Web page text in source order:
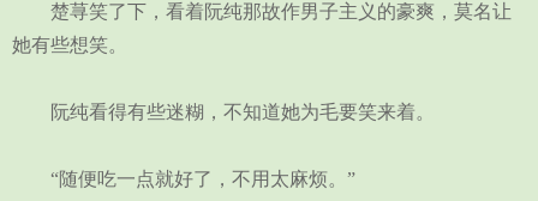
楚荨笑了下，看着阮纯那故作男子主义的豪爽，莫名让
她有些想笑。
阮纯看得有些迷糊，不知道她为毛要笑来着。
“随便吃一点就好了，不用太麻烦。”